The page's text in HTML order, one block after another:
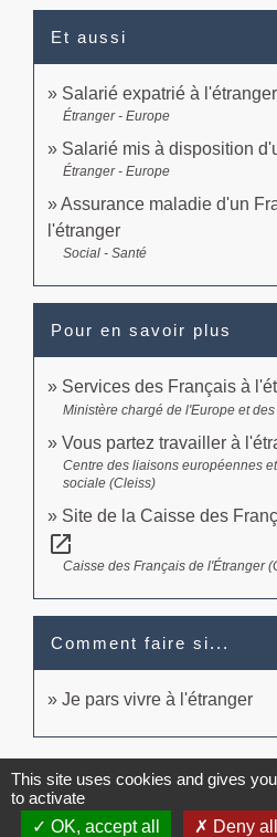
Et aussi
Salarié expatrié à l'étranger
Étranger - Europe
Salarié mis à disposition
Étranger - Europe
Assurance maladie d'un
l'étranger
Social - Santé
Pour en savoir plus
Services des Français à
Ministère chargé de l'Europe et
Vous partez travailler à
Centre des liaisons européennes
sociale (Cleiss)
Site de la Caisse des
open_in_new
Caisse des Français de l'Étranger
Comment faire si...
Je pars vivre à l'étranger
This site uses cookies and gives
to activate
OK, accept all
Deny